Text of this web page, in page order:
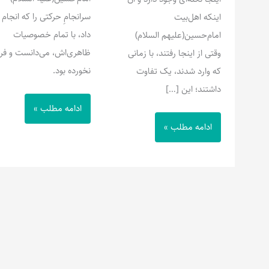
اینکه اهل‌بیت
امام‌حسین(علیهم السلام)
وقتی از اینجا رفتند، با زمانی
که وارد شدند، یک تفاوت
داشتند؛ این […]
ادامه مطلب »
سرانجامِ حرکتی را که انجام
داد، با تمام خصوصیات
ظاهری‌اش، می‌دانست و
نخورده بود.
ادامه مطلب »